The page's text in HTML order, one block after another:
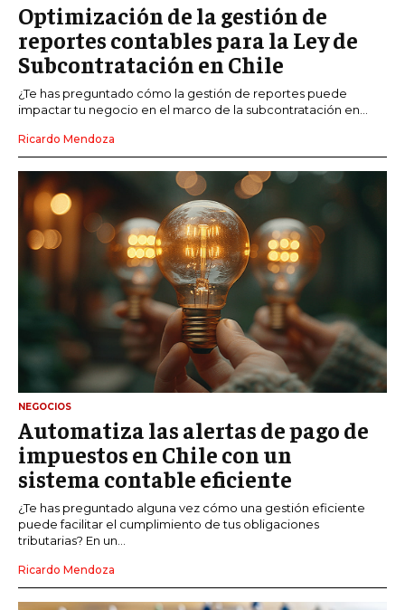
Optimización de la gestión de
reportes contables para la Ley de
Subcontratación en Chile
¿Te has preguntado cómo la gestión de reportes puede
impactar tu negocio en el marco de la subcontratación en...
Ricardo Mendoza
NEGOCIOS
Automatiza las alertas de pago de
impuestos en Chile con un
sistema contable eficiente
¿Te has preguntado alguna vez cómo una gestión eficiente
puede facilitar el cumplimiento de tus obligaciones
tributarias? En un...
Ricardo Mendoza